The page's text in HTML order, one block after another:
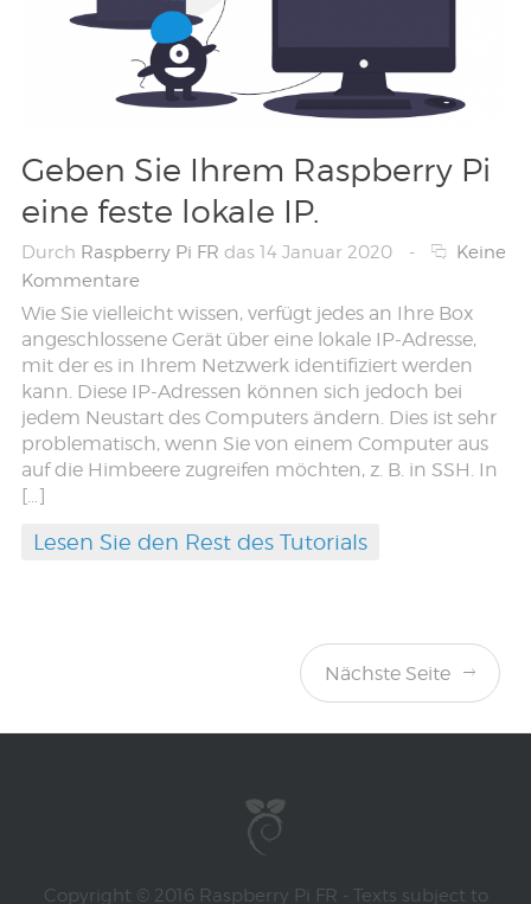
Geben Sie Ihrem Raspberry Pi
eine feste lokale IP.
Durch Raspberry Pi FR das 14 Januar 2020 -
Keine
Kommentare
Wie Sie vielleicht wissen, verfügt jedes an Ihre Box
angeschlossene Gerät über eine lokale IP-Adresse,
mit der es in Ihrem Netzwerk identifiziert werden
kann. Diese IP-Adressen können sich jedoch bei
jedem Neustart des Computers ändern. Dies ist sehr
problematisch, wenn Sie von einem Computer aus
auf die Himbeere zugreifen möchten, z. B. in SSH. In
[…]
Lesen Sie den Rest des Tutorials
Nächste Seite
Copyright © 2016 Raspberry Pi FR - Texts subject to